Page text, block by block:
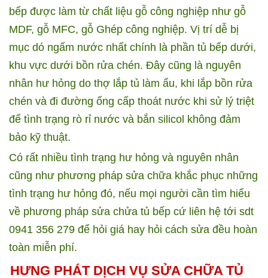
bếp được làm từ chất liệu gỗ công nghiệp như gỗ
MDF, gỗ MFC, gỗ Ghép công nghiệp. Vị trí dễ bị
mục dó ngấm nước nhất chính là phần tủ bếp dưới,
khu vực dưới bồn rửa chén. Đây cũng là nguyên
nhân hư hỏng do thợ lắp tủ làm ẩu, khi lắp bồn rửa
chén và đi đường ống cấp thoát nước khi sử lý triệt
để tình trạng rò rỉ nước và bắn silicol không đảm
bảo kỹ thuật.
Có rất nhiều tình trạng hư hỏng và nguyên nhân
cũng như phương pháp sửa chữa khắc phục những
tình trạng hư hỏng đó, nếu mọi người cần tìm hiểu
về phương pháp sửa chửa tủ bếp cứ liên hệ tới sdt
0941 356 279 để hỏi giá hay hỏi cách sửa đều hoàn
toàn miễn phí.
HƯNG PHÁT DỊCH VỤ SỬA CHỮA TỦ